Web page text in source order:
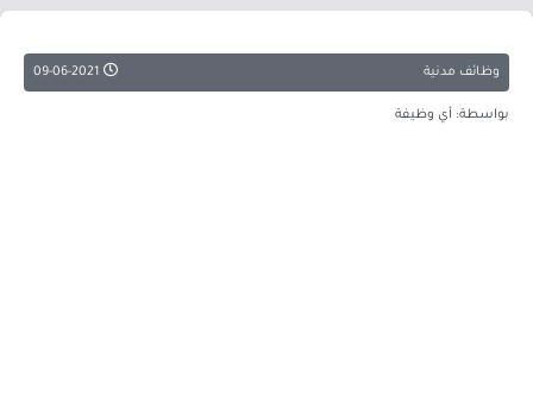
وظائف مدنية
بواسطة: أي وظيفة